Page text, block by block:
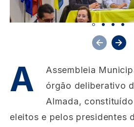
A
Assembleia
órgão deliberativo
Almada,
eleitos e pelos presidentes